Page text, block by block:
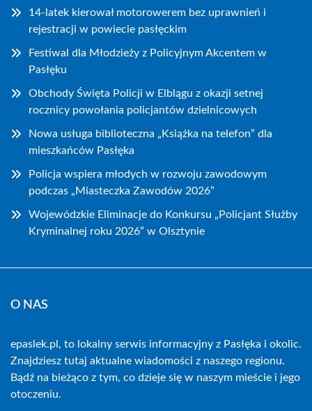
14-latek kierował motorowerem bez uprawnień i
rejestracji w powiecie pasłęckim
Festiwal dla Młodzieży z Policyjnym Akcentem w
Pasłęku
Obchody Święta Policji w Elblągu z okazji setnej
rocznicy powołania policjantów dzielnicowych
Nowa usługa biblioteczna „Książka na telefon” dla
mieszkańców Pasłęka
Policja wspiera młodych w rozwoju zawodowym
podczas „Miasteczka Zawodów 2026”
Wojewódzkie Eliminacje do Konkursu „Policjant Służby
Kryminalnej roku 2026” w Olsztynie
O NAS
epaslek.pl, to lokalny serwis informacyjny z Pasłęka i okolic.
Znajdziesz tutaj aktualne wiadomości z naszego regionu.
Bądź na bieżąco z tym, co dzieje się w naszym mieście i jego
otoczeniu.